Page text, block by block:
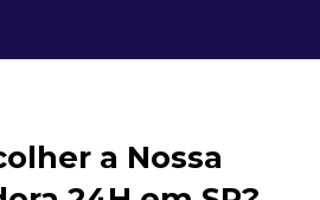
a Nossa